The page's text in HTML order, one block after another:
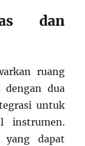
dan
ruang
dengan dua
untuk
instrumen.
dapat